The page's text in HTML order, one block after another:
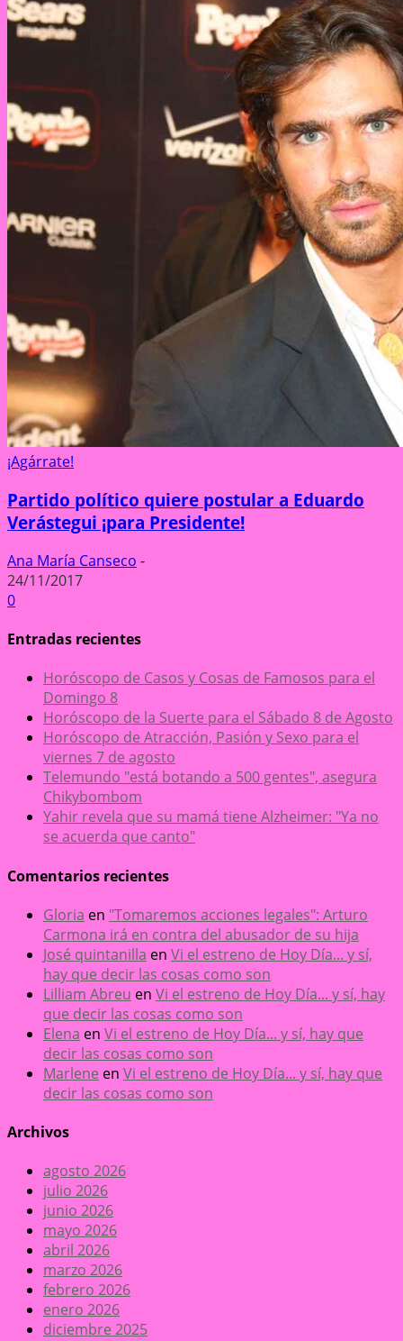
¡Agárrate!
Partido político quiere postular a Eduardo
Verástegui ¡para Presidente!
Ana María Canseco -
24/11/2017
0
Entradas recientes
Horóscopo de Casos y Cosas de Famosos para el
Domingo 8
Horóscopo de la Suerte para el Sábado 8 de Agosto
Horóscopo de Atracción, Pasión y Sexo para el
viernes 7 de agosto
Telemundo "está botando a 500 gentes", asegura
Chikybombom
Yahir revela que su mamá tiene Alzheimer: "Ya no
se acuerda que canto"
Comentarios recientes
Gloria en "Tomaremos acciones legales": Arturo
Carmona irá en contra del abusador de su hija
José quintanilla en Vi el estreno de Hoy Día... y sí,
hay que decir las cosas como son
Lilliam Abreu en Vi el estreno de Hoy Día... y sí, hay
que decir las cosas como son
Elena en Vi el estreno de Hoy Día... y sí, hay que
decir las cosas como son
Marlene en Vi el estreno de Hoy Día... y sí, hay que
decir las cosas como son
Archivos
agosto 2026
julio 2026
junio 2026
mayo 2026
abril 2026
marzo 2026
febrero 2026
enero 2026
diciembre 2025